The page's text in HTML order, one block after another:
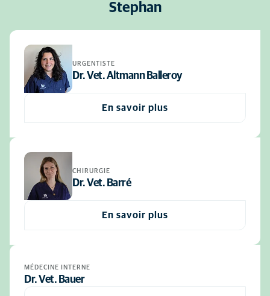
Stephan
URGENTISTE
Dr. Vet. Altmann Balleroy
En savoir plus
CHIRURGIE
Dr. Vet. Barré
En savoir plus
MÉDECINE INTERNE
Dr. Vet. Bauer